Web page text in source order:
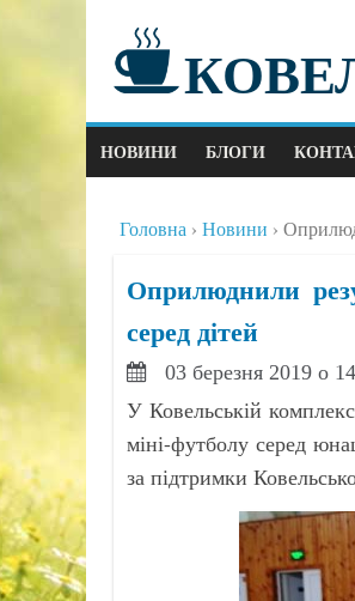
НОВИНИ БЛОГИ
Головна Новини
Оприлюднили
серед дітей
03 березня 2019 о
У Ковельській
міні-футболу серед
за підтримки